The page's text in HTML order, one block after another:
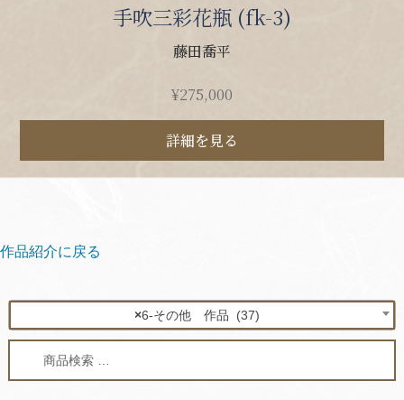
手吹三彩花瓶 (fk-3)
藤田喬平
¥275,000
詳細を見る
作品紹介に戻る
×6-その他 作品 (37)